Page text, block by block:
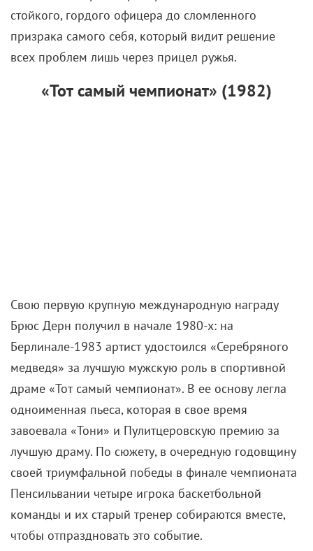
одноименная пьеса, которая в свое время
завоевала «Тони» и Пулитцеровскую премию за
лучшую драму. По сюжету, в очередную годовщину
своей триумфальной победы в финале чемпионата
Пенсильвании четыре игрока баскетбольной
команды и их старый тренер собираются вместе,
чтобы отпраздновать это событие.
Это классическая камерная драма – увлекательная
и местами по-хорошему наивная. Она рассказывает
о некогда выдающихся спортсменах, которых
сковала цепь общей победы, но жизнь развела по
совершенно разным сферам. Герой Дерна, Джордж